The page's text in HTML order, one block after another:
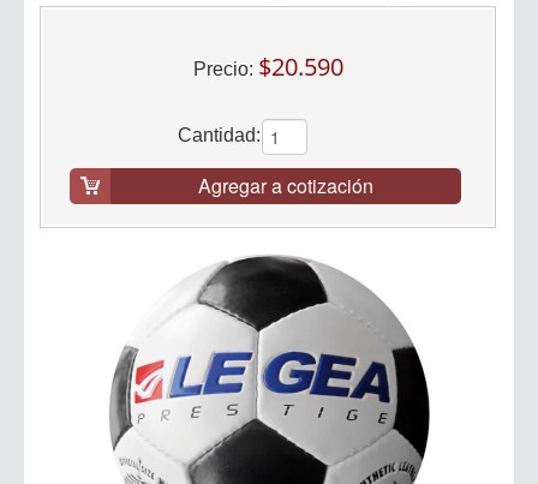
Precio: $20.590
Cantidad:
Agregar a cotización